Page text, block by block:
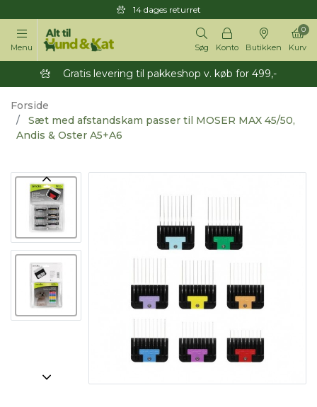
14 dages returret
Menu Søg Konto Butikken Kurv
0
Gratis levering til pakkeshop v. køb for 499,-
Forside
Sæt med afstandskam passer til MOSER MAX 45/50,
Andis & Oster A5+A6